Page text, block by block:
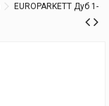
EUROPARKETT Дуб 1-